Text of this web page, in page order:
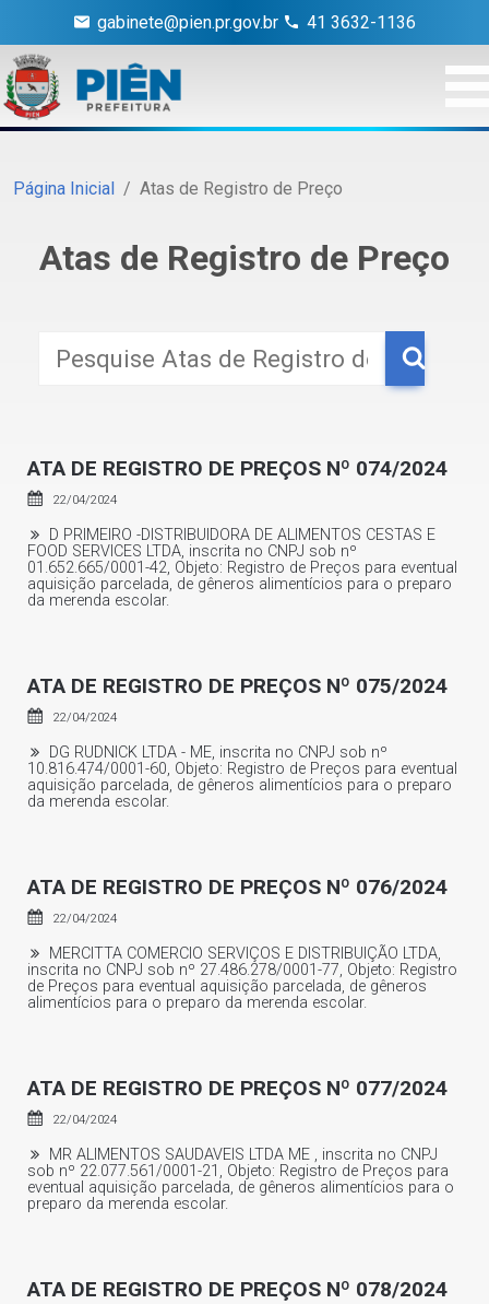
gabinete@pien.pr.gov.br 41 3632-1136
Página Inicial Atas de Registro de Preço
Atas de Registro de Preço
ATA DE REGISTRO DE PREÇOS Nº 074/2024
22/04/2024
D PRIMEIRO -DISTRIBUIDORA DE ALIMENTOS CESTAS E
FOOD SERVICES LTDA, inscrita no CNPJ sob nº
01.652.665/0001-42, Objeto: Registro de Preços para eventual
aquisição parcelada, de gêneros alimentícios para o preparo
da merenda escolar.
ATA DE REGISTRO DE PREÇOS Nº 075/2024
22/04/2024
DG RUDNICK LTDA - ME, inscrita no CNPJ sob nº
10.816.474/0001-60, Objeto: Registro de Preços para eventual
aquisição parcelada, de gêneros alimentícios para o preparo
da merenda escolar.
ATA DE REGISTRO DE PREÇOS Nº 076/2024
22/04/2024
MERCITTA COMERCIO SERVIÇOS E DISTRIBUIÇÃO LTDA,
inscrita no CNPJ sob nº 27.486.278/0001-77, Objeto: Registro
de Preços para eventual aquisição parcelada, de gêneros
alimentícios para o preparo da merenda escolar.
ATA DE REGISTRO DE PREÇOS Nº 077/2024
22/04/2024
MR ALIMENTOS SAUDAVEIS LTDA ME , inscrita no CNPJ
sob nº 22.077.561/0001-21, Objeto: Registro de Preços para
eventual aquisição parcelada, de gêneros alimentícios para o
preparo da merenda escolar.
ATA DE REGISTRO DE PREÇOS Nº 078/2024